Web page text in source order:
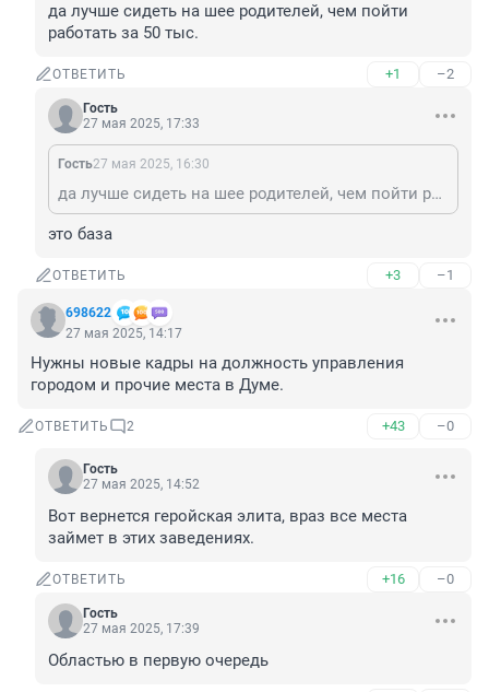
да лучше сидеть на шее родителей, чем пойти
работать за 50 тыс.
ОТВЕТИТЬ +1 –2
Гость
27 мая 2025, 17:33
Гость27 мая 2025, 16:30
да лучше сидеть на шее родителей, чем пойти работать за 50 тыс.
это база
ОТВЕТИТЬ +3 –1
698622
27 мая 2025, 14:17
Нужны новые кадры на должность управления
городом и прочие места в Думе.
ОТВЕТИТЬ 2 +43 –0
Гость
27 мая 2025, 14:52
Вот вернется геройская элита, враз все места
займет в этих заведениях.
ОТВЕТИТЬ +16 –0
Гость
27 мая 2025, 17:39
Областью в первую очередь